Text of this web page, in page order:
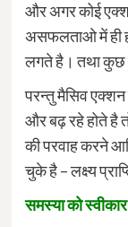
और अगर कोई
असफलताओ में ही
लगते है। तथा कुछ
परन्तु मैसिव
और बढ़ रहे होते है
की परवाह करने
चुके है – लक्ष्य
समस्या को